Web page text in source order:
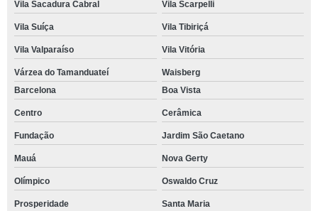
Vila Sacadura Cabral Vila Scarpelli
Vila Suíça Vila Tibiriçá
Vila Valparaíso Vila Vitória
Várzea do Tamanduateí
Waisberg
Barcelona
Boa Vista
Centro Cerâmica
Fundação Jardim São Caetano
Mauá Nova Gerty
Olímpico Oswaldo Cruz
Prosperidade Santa Maria